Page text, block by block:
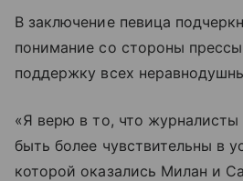
В заключение певица
понимание со стороны
поддержку всех
«Я верю в то, что журналисты
быть более чувствительны в
которой оказались Милан и